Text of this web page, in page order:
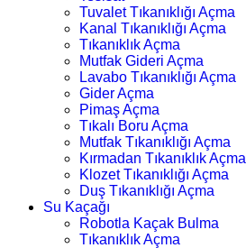
Tuvalet Tıkanıklığı Açma
Kanal Tıkanıklığı Açma
Tıkanıklık Açma
Mutfak Gideri Açma
Lavabo Tıkanıklığı Açma
Gider Açma
Pimaş Açma
Tıkalı Boru Açma
Mutfak Tıkanıklığı Açma
Kırmadan Tıkanıklık Açma
Klozet Tıkanıklığı Açma
Duş Tıkanıklığı Açma
Su Kaçağı
Robotla Kaçak Bulma
Tıkanıklık Açma